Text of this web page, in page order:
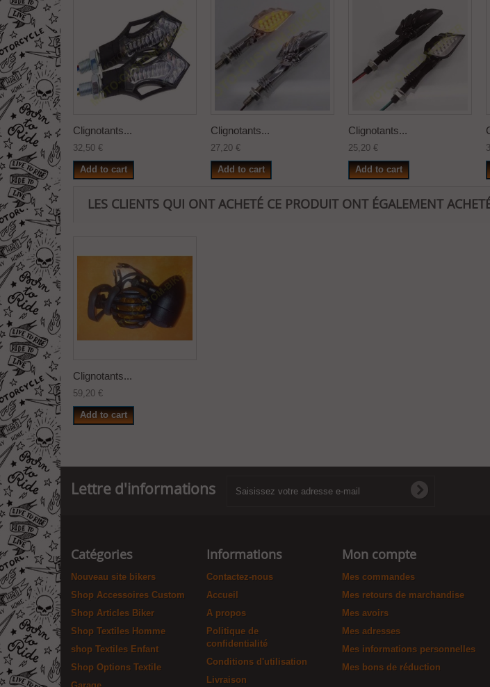
Clignotants...
32,50 €
Add to cart
Clignotants...
27,20 €
Add to cart
Clignotants...
25,20 €
Add to cart
LES CLIENTS QUI ONT ACHETÉ CE PRODUIT ONT ÉGALEMENT
Clignotants...
59,20 €
Add to cart
Lettre d'informations
Catégories
Nouveau site bikers
Shop Accessoires Custom
Shop Articles Biker
Shop Textiles Homme
shop Textiles Enfant
Shop Options Textile
Informations
Contactez-nous
Accueil
A propos
Politique de
confidentialité
Conditions d'utilisation
Livraison
Mon compte
Mes commandes
Mes retours de marchandise
Mes avoirs
Mes adresses
Mes informations personnelles
Mes bons de réduction